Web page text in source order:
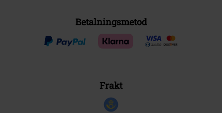
Betalningsmetod
Frakt